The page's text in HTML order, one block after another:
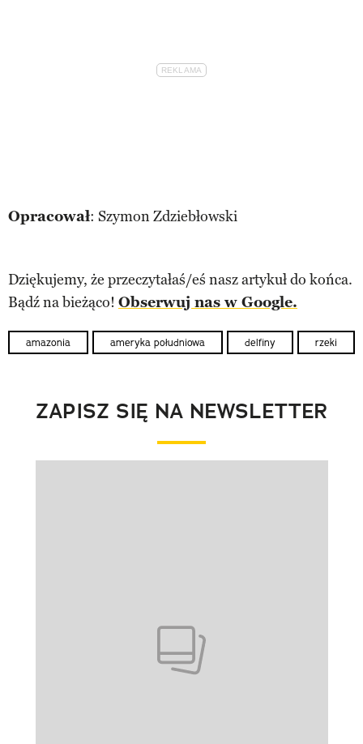
Opracował: Szymon Zdziebłowski
Dziękujemy, że przeczytałaś/eś nasz artykuł do końca.
Bądź na bieżąco! Obserwuj nas w Google.
amazonia ameryka południowa delfiny rzeki
ZAPISZ SIĘ NA NEWSLETTER